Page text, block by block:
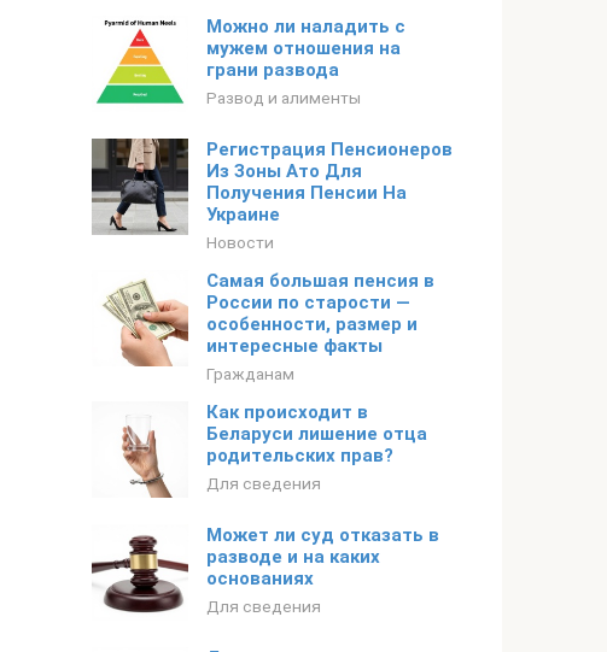
Можно ли наладить с
мужем отношения на
грани развода
Развод и алименты
Регистрация Пенсионеров
Из Зоны Ато Для
Получения Пенсии На
Украине
Новости
Самая большая пенсия в
России по старости —
особенности, размер и
интересные факты
Гражданам
Как происходит в
Беларуси лишение отца
родительских прав?
Для сведения
Может ли суд отказать в
разводе и на каких
основаниях
Для сведения